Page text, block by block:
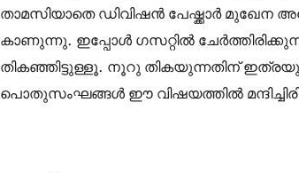
താമസിയാതെ ഡിവിഷൻ പേഷ്ക്കാർ മുഖേന
കാണുന്നു. ഇപ്പോൾ ഗസറ്റിൽ
തികഞ്ഞിട്ടുള്ളൂ. നൂറു തികയുന്നതിന്
പൊതുസംഘങ്ങൾ ഈ വിഷയത്തിൽ